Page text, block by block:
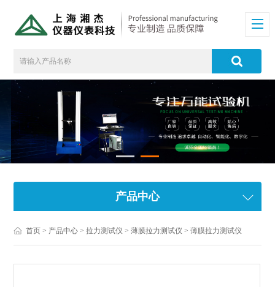
产品中心
首页 > 产品中心 >拉力测试仪 >薄膜拉力测试仪 > 薄膜拉力测试仪